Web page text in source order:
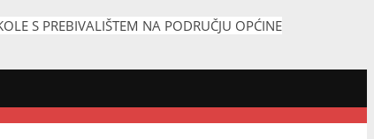
S PREBIVALIŠTEM NA PODRUČJU OPĆINE